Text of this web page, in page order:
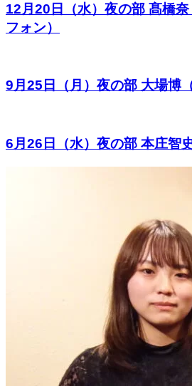
12月20日（水）夜の部 髙橋
フォン）
9月25日（月）夜の部 大場博
6月26日（水）夜の部 本庄智